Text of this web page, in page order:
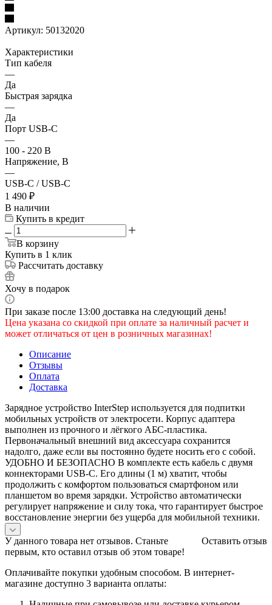
Артикул: 50132020
Характеристики
Тип кабеля
—
Да
Быстрая зарядка
—
Да
Порт USB-C
—
100 - 220 В
Напряжение, В
—
USB-C / USB-C
1 490 ₽
В наличии
Купить в кредит
В корзину
Купить в 1 клик
Рассчитать доставку
Хочу в подарок
При заказе после 13:00 доставка на следующий день!
Цена указана со скидкой при оплате за наличный расчет и
может отличаться от цен в розничных магазинах!
Описание
Отзывы
Оплата
Доставка
Зарядное устройство InterStep используется для подпитки
мобильных устройств от электросети. Корпус адаптера
выполнен из прочного и лёгкого АБС-пластика.
Первоначальный внешний вид аксессуара сохранится
надолго, даже если вы постоянно будете носить его с собой.
УДОБНО И БЕЗОПАСНО В комплекте есть кабель с двумя
коннекторами USB-C. Его длины (1 м) хватит, чтобы
продолжить с комфортом пользоваться смартфоном или
планшетом во время зарядки. Устройство автоматически
регулирует напряжение и силу тока, что гарантирует быстрое
восстановление энергии без ущерба для мобильной техники.
Оставить отзыв
У данного товара нет отзывов. Станьте
первым, кто оставил отзыв об этом товаре!
Оплачивайте покупки удобным способом. В интернет-
магазине доступно 3 варианта оплаты: